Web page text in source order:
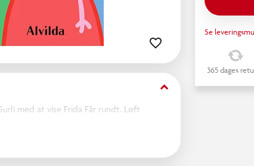
keyboard_arrow_down
med at vise Frida Får rundt. Løft
Se
365 dages